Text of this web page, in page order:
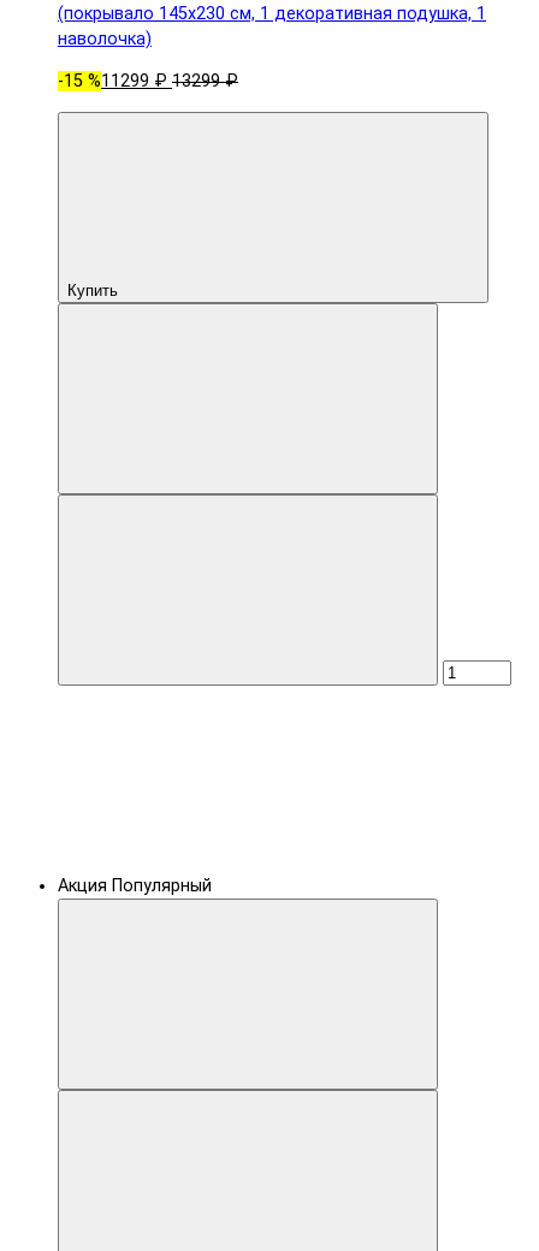
(покрывало 145x230 см, 1 декоративная подушка, 1
наволочка)
-15 %11299 ₽ 13299 ₽
Купить
Акция Популярный